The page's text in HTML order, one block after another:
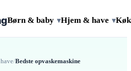
Børn & baby ▾Hjem & have ▾
/Bedste opvaskemaskine